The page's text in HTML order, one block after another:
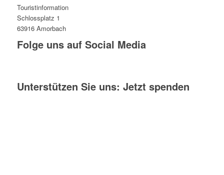
Touristinformation
Schlossplatz 1
63916 Amorbach
Folge uns auf Social Media
Unterstützen Sie uns: Jetzt spenden